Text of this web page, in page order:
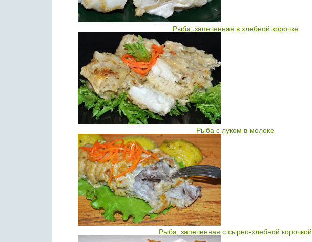
Рыба, запеченная в хлебной корочке
Рыба с луком в молоке
Рыба, запеченная с сырно-хлебной корочкой